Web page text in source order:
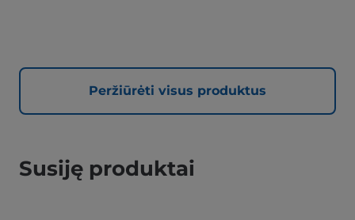
Peržiūrėti visus produktus
Susiję produktai